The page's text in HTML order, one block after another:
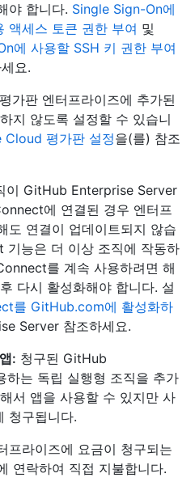
야 합니다. Single Sign-On에
액세스 토큰 권한 부여 및
에 사용할 SSH 키 권한 부여
요.
평가판 엔터프라이즈에 추가된
지 않도록 설정할 수 있습니
평가판 설정을(를) 참조
이 GitHub Enterprise Server
에 연결된 경우 엔터프
도 연결이 업데이트되지 않습
능은 더 이상 조직에 작동하
를 계속 사용하려면 해
다시 활성화해야 합니다. 설
를 GitHub.com에 활성화하
Server 참조하세요.
: 청구된 GitHub
는 독립 실행형 조직을 추가
서 앱을 사용할 수 있지만 사
청구됩니다.
프라이즈에 요금이 청구되는
연락하여 직접 지불합니다.